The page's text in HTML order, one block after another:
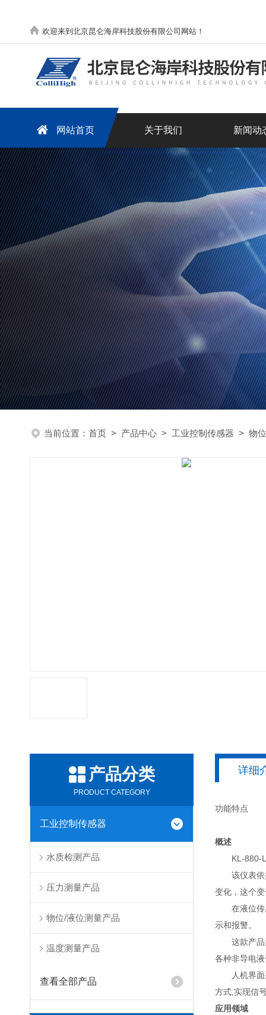
欢迎来到北京昆仑海岸科技股份有限公司网站！
网站首页 关于我们 新闻动
当前位置： 首页 > 产品中心 > 工业控制传感器 > 物
产品分类
PRODUCT CATEGORY
工业控制传感器
水质检测产品
压力测量产品
物位/液位测量产品
温度测量产品
查看全部产品
详细
功能特点
概述
KL-880-
该仪表
变化，这个
在液位
示和报警。
这款产
各种非导电
人机界
方式 实现信
应用领域